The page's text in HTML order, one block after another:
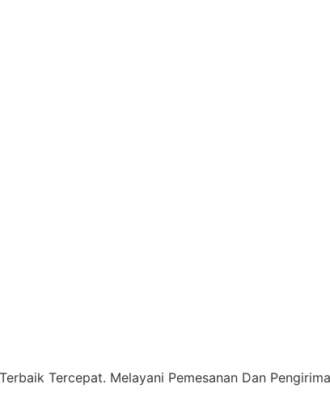
Tercepat. Melayani Pemesanan Dan